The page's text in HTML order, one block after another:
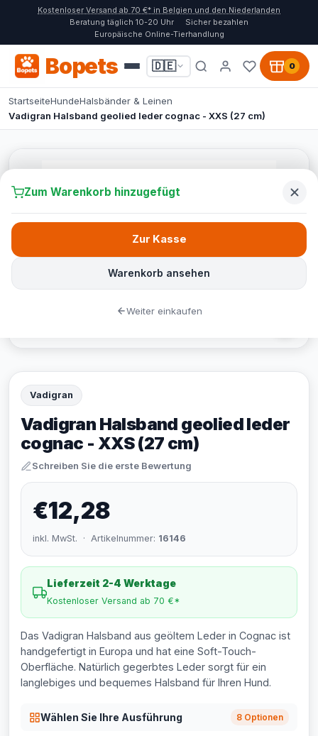
Kostenloser Versand ab 70 €* in Belgien und den Niederlanden
Beratung täglich 10-20 Uhr
Sicher bezahlen
Europäische Online-Tierhandlung
Bopets 🇩🇪 0
StartseiteHundeHalsbänder & Leinen
Vadigran Halsband geolied leder cognac - XXS (27 cm)
Vadigran
Vadigran Halsband geolied leder
cognac - XXS (27 cm)
Schreiben Sie die erste Bewertung
€12,28
inkl. MwSt. · Artikelnummer: 16146
Lieferzeit 2-4 Werktage
Kostenloser Versand ab 70 €*
Das Vadigran Halsband aus geöltem Leder in Cognac ist
handgefertigt in Europa und hat eine Soft-Touch-
Oberfläche. Natürlich gegerbtes Leder sorgt für ein
langlebiges und bequemes Halsband für Ihren Hund.
Wählen Sie Ihre Ausführung 8 Optionen
Zum Warenkorb hinzugefügt
Warenkorb ansehen
Zur Kasse
Weiter einkaufen